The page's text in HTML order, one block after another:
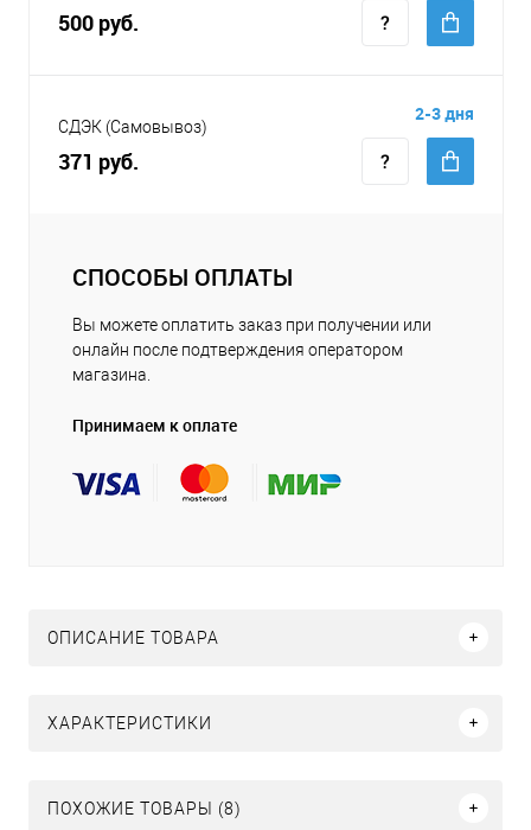
500 руб.
СДЭК (Самовывоз)
371 руб.
2-3 дня
СПОСОБЫ ОПЛАТЫ
Вы можете оплатить заказ при получении или
онлайн после подтверждения оператором
магазина.
Принимаем к оплате
ОПИСАНИЕ ТОВАРА
ХАРАКТЕРИСТИКИ
ПОХОЖИЕ ТОВАРЫ (8)